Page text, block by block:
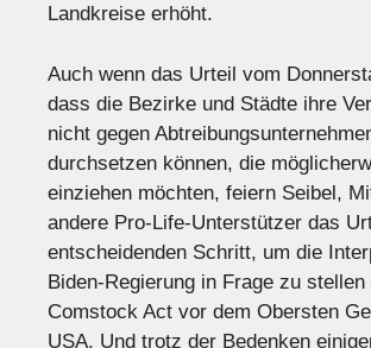
Landkreise erhöht.
Auch wenn das Urteil vom
dass die Bezirke und Städte ihre
nicht gegen
durchsetzen können, die
einziehen möchten, feiern Seibel,
andere Pro-Life-Unterstützer das
entscheidenden Schritt, um die
Biden-Regierung in Frage zu stellen
Comstock Act vor dem Obersten
USA. Und trotz der Bedenken